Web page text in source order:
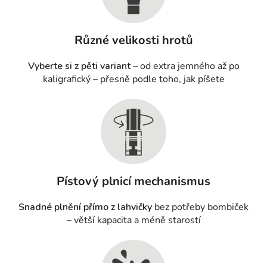
Různé velikosti hrotů
Vyberte si z pěti variant– od extra jemného až po
kaligrafický – přesně podle toho, jak píšete
Pístový plnicí mechanismus
Snadné plnění přímo z lahvičky bez potřeby bombiček
– větší kapacita a méně starostí